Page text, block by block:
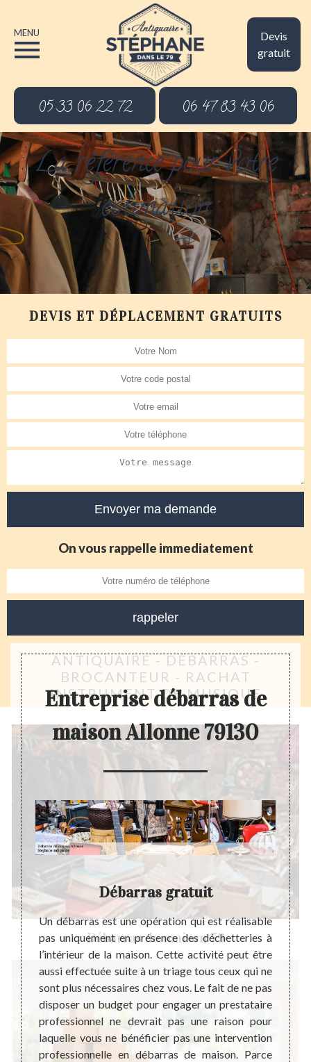
Devis
gratuit
MENU
05 33 06 22 72 06 47 83 43 06
La référence pour votre
estimation
DEVIS ET DÉPLACEMENT GRATUITS
On vous rappelle immediatement
ANTIQUAIRE - DÉBARRAS -
BROCANTEUR - RACHAT
INSTRUMENT DE MUSIQUE
Débarras de maison 79
Entreprise débarras de
maison Allonne 79130
un
le
Le
si la
lieu
juste
Débarras gratuit
Un débarras est une opération qui est réalisable
pas uniquement en présence des déchetteries à
l’intérieur de la maison. Cette activité peut être
aussi effectuée suite à un triage tous ceux qui ne
sont plus nécessaires chez vous. Le fait de ne pas
disposer un budget pour engager un prestataire
professionnel ne devrait pas une raison pour
laquelle vous ne bénéficier pas une intervention
professionnelle en débarras de maison. Parce
Avant
de
de
aux